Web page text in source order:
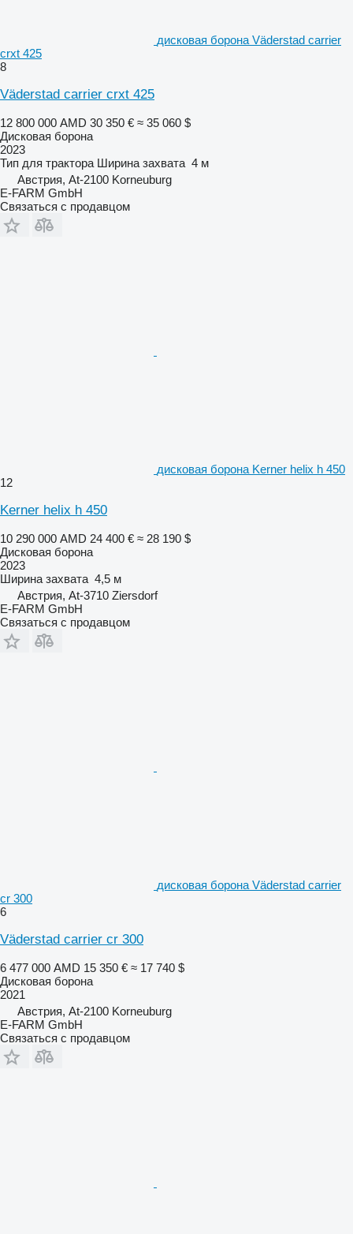
дисковая борона Väderstad carrier
crxt 425
8
Väderstad carrier crxt 425
12 800 000 AMD 30 350 € ≈ 35 060 $
Дисковая борона
2023
Тип для трактора Ширина захвата 4 м
Австрия, At-2100 Korneuburg
E-FARM GmbH
Связаться с продавцом
дисковая борона Kerner helix h 450
12
Kerner helix h 450
10 290 000 AMD 24 400 € ≈ 28 190 $
Дисковая борона
2023
Ширина захвата 4,5 м
Австрия, At-3710 Ziersdorf
E-FARM GmbH
Связаться с продавцом
дисковая борона Väderstad carrier
cr 300
6
Väderstad carrier cr 300
6 477 000 AMD 15 350 € ≈ 17 740 $
Дисковая борона
2021
Австрия, At-2100 Korneuburg
E-FARM GmbH
Связаться с продавцом